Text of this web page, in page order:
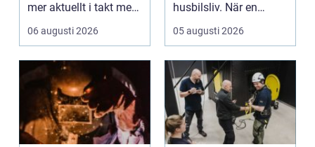
mer aktuellt i takt med
att fler verksamheter
06 augusti 2026
husbilsliv. När en
husbil ...
05 augusti 2026